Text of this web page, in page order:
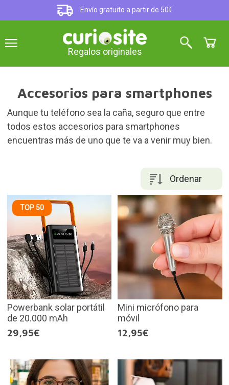
Envío gratuito a partir de 50€
Regalos originales
Accesorios para smartphones
Aunque tu teléfono sea la caña, seguro que entre
todos estos accesorios para smartphones
encuentras más de uno que te va a venir muy bien.
Ordenar
TOP 50
Powerbank solar portátil
de 20.000 mAh
29,95€
Mini micrófono para
móvil
12,95€